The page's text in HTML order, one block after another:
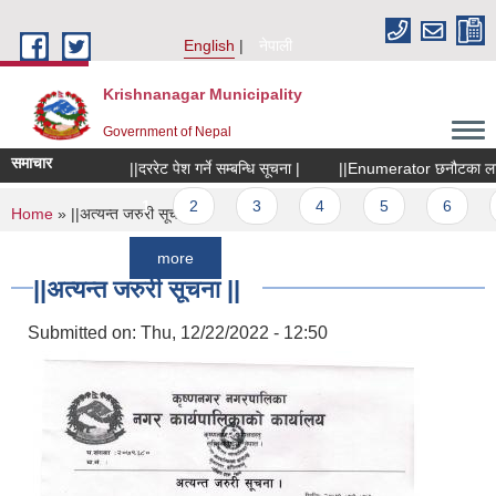
English
नेपाली
Krishnanagar Municipality
Government of Nepal
समाचार ||दररेट पेश गर्ने सम्बन्धि सूचना | ||Enumerator छनौटका लागि
Pages
1 2
You are here
Home » ||अत्यन्त जरुरी सूचना ||
||अत्यन्त जरुरी सूचना ||
Submitted on: Thu, 12/22/2022 - 12:50